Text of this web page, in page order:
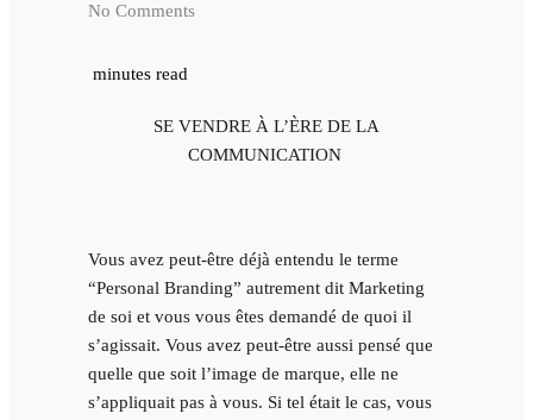
No Comments
minutes read
SE VENDRE À L’ÈRE DE LA
COMMUNICATION
Vous avez peut-être déjà entendu le terme
“Personal Branding” autrement dit Marketing
de soi et vous vous êtes demandé de quoi il
s’agissait. Vous avez peut-être aussi pensé que
quelle que soit l’image de marque, elle ne
s’appliquait pas à vous. Si tel était le cas, vous